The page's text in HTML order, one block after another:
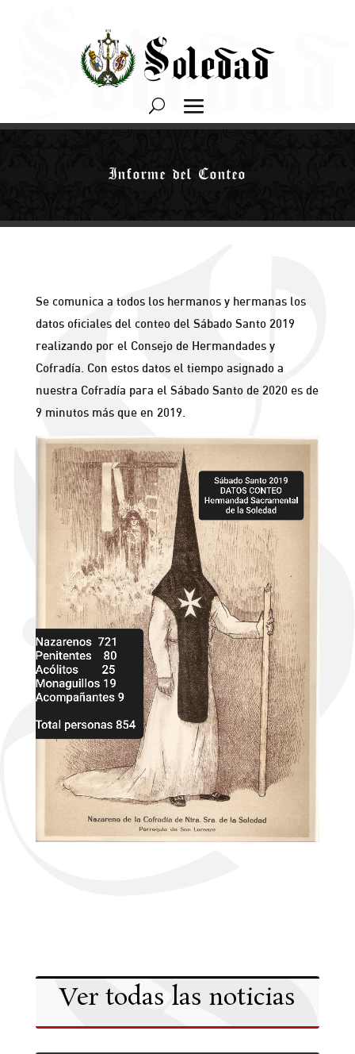
Informe del Conteo
Se comunica a todos los hermanos y hermanas los
datos oficiales del conteo del Sábado Santo 2019
realizando por el Consejo de Hermandades y
Cofradía. Con estos datos el tiempo asignado a
nuestra Cofradía para el Sábado Santo de 2020 es de
9 minutos más que en 2019.
Ver todas las noticias